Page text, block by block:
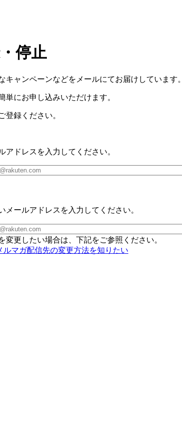
停止
キャンペーンなどをメールにてお届けしています。
単にお申し込みいただけます。
登録ください。
アドレスを入力してください。
メールアドレスを入力してください。
変更したい場合は、下記をご参照ください。
ルマガ配信先の変更方法を知りたい